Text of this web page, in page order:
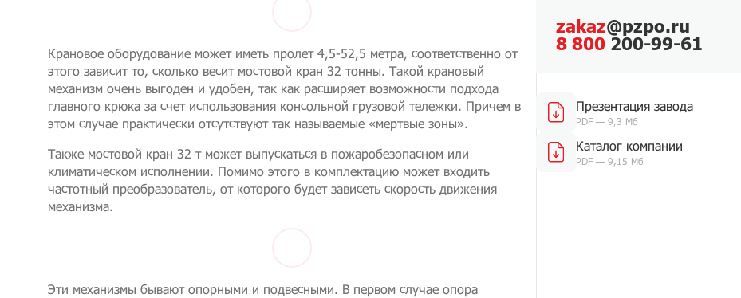
Крановое оборудование может иметь пролет 4,5-52,5 метра, соответственно от
этого зависит то, сколько весит мостовой кран 32 тонны. Такой крановый
механизм очень выгоден и удобен, так как расширяет возможности подхода
главного крюка за счет использования консольной грузовой тележки. Причем в
этом случае практически отсутствуют так называемые «мертвые зоны».
Также мостовой кран 32 т может выпускаться в пожаробезопасном или
климатическом исполнении. Помимо этого в комплектацию может входить
частотный преобразователь, от которого будет зависеть скорость движения
механизма.
Эти механизмы бывают опорными и подвесными. В первом случае опора
zakaz@pzpo.ru
8 800 200-99-61
Презентация завода
PDF — 9,3 Мб
Каталог компании
PDF — 9,15 Мб